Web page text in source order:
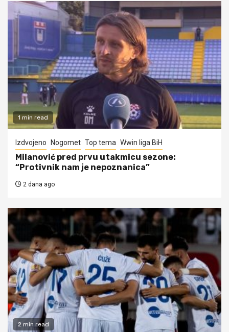
1 min read
Izdvojeno Nogomet Top tema Wwin liga BiH
Milanović pred prvu utakmicu sezone:
“Protivnik nam je nepoznanica”
2 dana ago
2 min read